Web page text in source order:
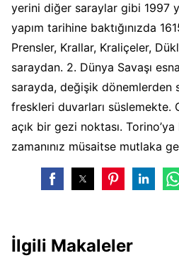
yerini diğer saraylar gibi 1997
yapım tarihine baktığınızda
Prensler, Krallar, Kraliçeler,
saraydan. 2. Dünya Savaşı
sarayda, değişik dönemlerden
freskleri duvarları süslemekte.
açık bir gezi noktası.
zamanınız müsaitse mutlaka
İlgili Makaleler